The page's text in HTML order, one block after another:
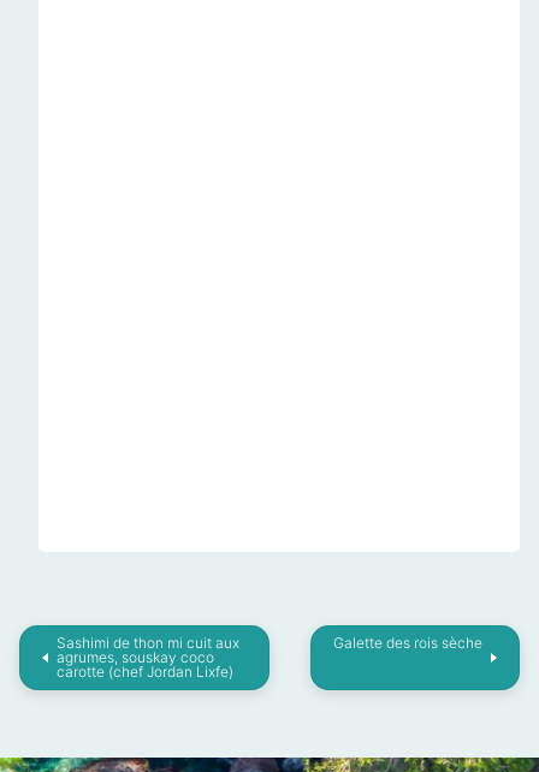
Sashimi de thon mi cuit aux
agrumes, souskay coco
carotte (chef Jordan Lixfe)
Galette des rois sèche